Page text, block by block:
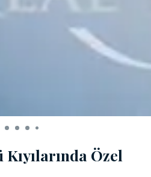
Özel